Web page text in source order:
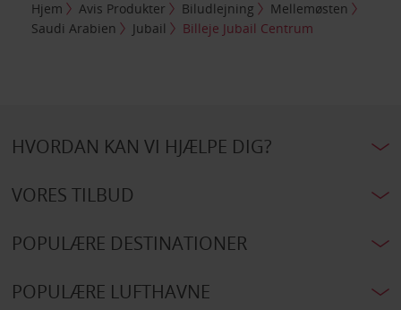
Hjem Avis Produkter Biludlejning
Mellemøsten
Saudi Arabien
Jubail Billeje Jubail Centrum
HVORDAN KAN VI HJÆLPE DIG?
VORES TILBUD
POPULÆRE DESTINATIONER
POPULÆRE LUFTHAVNE